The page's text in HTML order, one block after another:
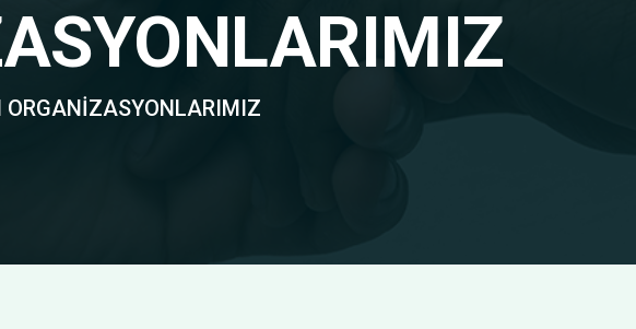
ORGANİZASYONLARIMIZ